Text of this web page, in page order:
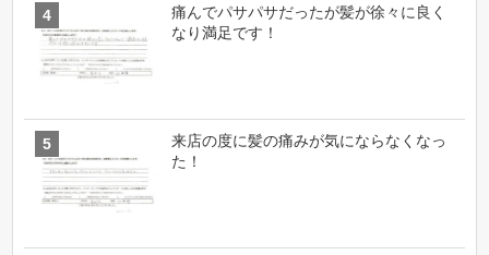
痛んでパサパサだったが髪が徐々に良く
なり満足です！
来店の度に髪の痛みが気にならなくなっ
た！